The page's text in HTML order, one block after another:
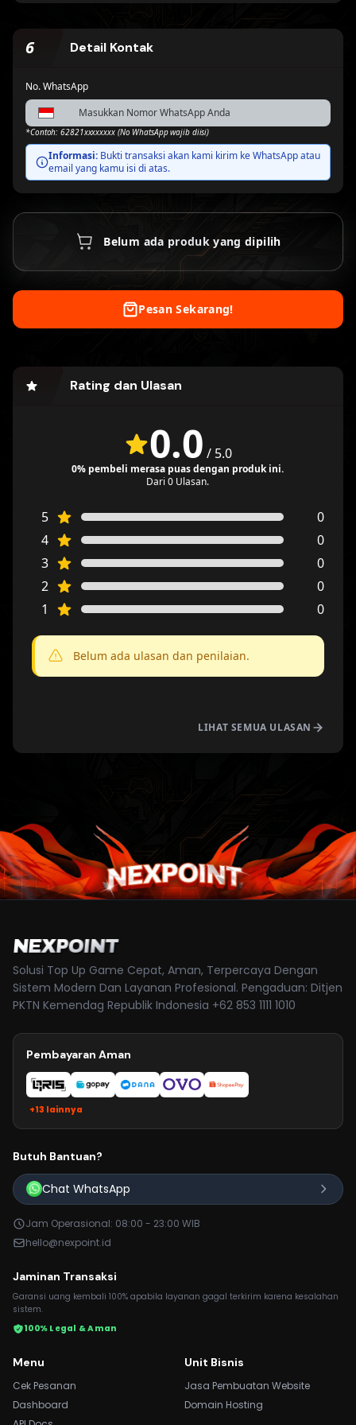
Proses Otomatis
Account
Bank Neo
Commerce/BNC
Proses Otomatis
Sampoerna
Proses Otomatis
6 Detail Kontak
No. WhatsApp
*Contoh: 62821xxxxxxxx (No WhatsApp wajib diisi)
Informasi: Bukti transaksi akan kami kirim ke WhatsApp atau
email yang kamu isi di atas.
Belum ada produk yang dipilih
Pesan Sekarang!
Rating dan Ulasan
0.0 / 5.0
0% pembeli merasa puas dengan produk ini.
Dari 0 Ulasan.
5
0
4
0
3
0
2
0
1
0
Belum ada ulasan dan penilaian.
LIHAT SEMUA ULASAN
NEXPOINT
Solusi Top Up Game Cepat, Aman, Terpercaya Dengan
Sistem Modern Dan Layanan Profesional. Pengaduan: Ditjen
PKTN Kemendag Republik Indonesia +62 853 1111 1010
Pembayaran Aman
+13 lainnya
Butuh Bantuan?
Chat WhatsApp
Jam Operasional: 08:00 - 23:00 WIB
hello@nexpoint.id
Jaminan Transaksi
Garansi uang kembali 100% apabila layanan gagal terkirim karena kesalahan
sistem.
100% Legal & Aman
Menu
Cek Pesanan
Dashboard
Unit Bisnis
Jasa Pembuatan Website
Domain Hosting